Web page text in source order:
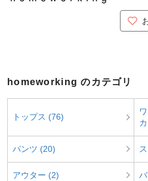
homeworking のカテゴリ
トップス (76)
パンツ (20)
アウター (2)